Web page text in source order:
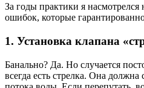
За годы практики я насмотрелся
ошибок, которые
1. Установка клапана
Банально? Да. Но случается
всегда есть стрелка. Она